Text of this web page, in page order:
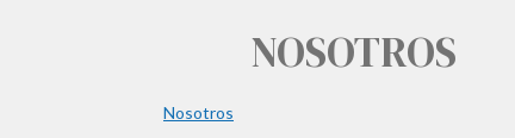
NOSOTROS
Nosotros